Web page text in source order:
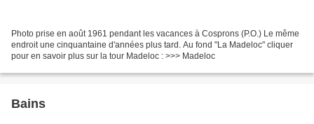
Photo prise en août 1961 pendant les vacances à Cosprons (P.O.) Le même
endroit une cinquantaine d'années plus tard. Au fond "La Madeloc" cliquer
pour en savoir plus sur la tour Madeloc : >>> Madeloc
Bains